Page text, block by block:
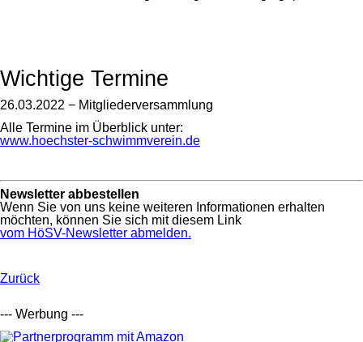
Wichtige Termine
26.03.2022 − Mitgliederversammlung
Alle Termine im Überblick unter:
www.hoechster-schwimmverein.de
Newsletter abbestellen
Wenn Sie von uns keine weiteren Informationen erhalten
möchten, können Sie sich mit diesem Link
vom HöSV-Newsletter abmelden.
Zurück
--- Werbung ---